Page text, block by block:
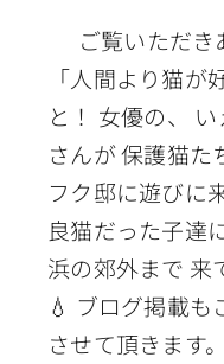
ご覧いただき
「人間より猫
と！ 女優の、
さんが 保護猫た
フク邸に遊びに
良猫だった子達
浜の郊外まで 来
💧 ブログ掲載も
させて頂きます